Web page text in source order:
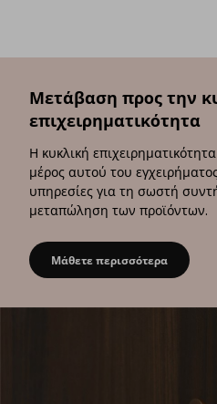
Μετάβαση προς την
επιχειρηματικότητα
Η κυκλική
μέρος αυτού του
υπηρεσίες για τη σωστή
μεταπώληση των προϊόντων.
Μάθετε περισσότερα